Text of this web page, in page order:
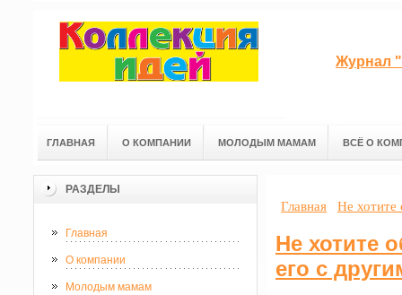
Журнал
ГЛАВНАЯ О КОМПАНИИ МОЛОДЫМ МАМАМ ВСЁ О
РАЗДЕЛЫ
Главная
О компании
Молодым мамам
Главная Не хотите
Не хотите
его с